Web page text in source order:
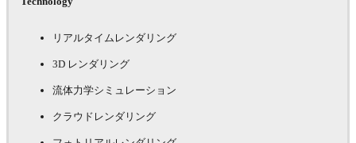
リアルタイムレンダリング
3D レンダリング
流体力学シミュレーション
クラウドレンダリング